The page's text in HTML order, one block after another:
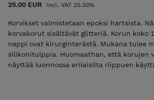
25.00 EUR Incl. VAT 25.50%
Korvikset valmistetaan epoksi hartsista.
korvakorut sisältävät glitteriä. Korun koko
nappi ovat kirurginterästä. Mukana tulee
silikonitulppia. Huomaathan, että korujen
näyttää luonnossa erilaisilta riippuen